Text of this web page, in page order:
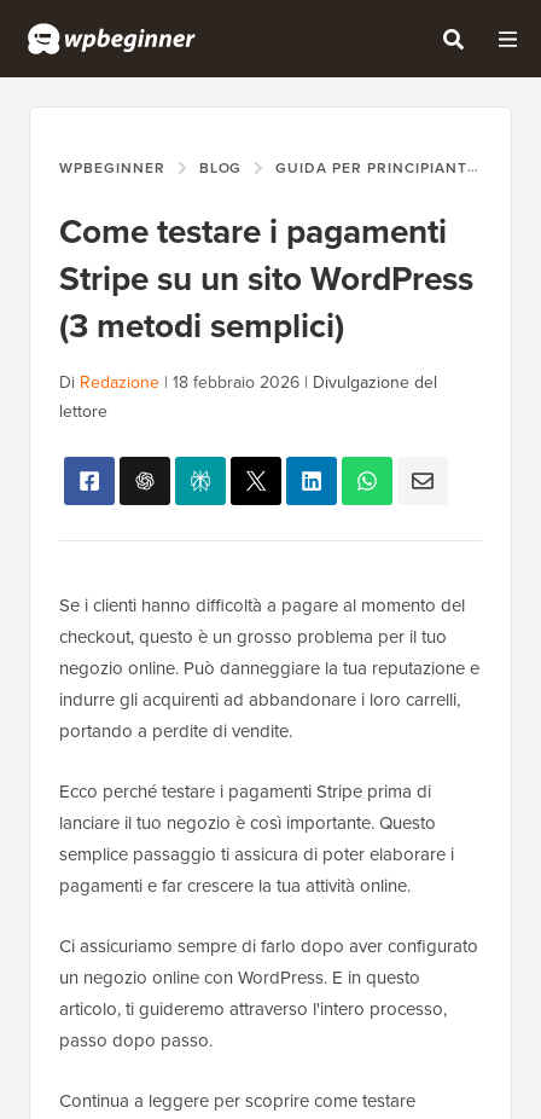
WPBEGINNER BLOG GUIDA PER PRINCIPIANTI
Come testare i pagamenti
Stripe su un sito WordPress
(3 metodi semplici)
Di Redazione | 18 febbraio 2026 | Divulgazione del
lettore
Se i clienti hanno difficoltà a pagare al momento del
checkout, questo è un grosso problema per il tuo
negozio online. Può danneggiare la tua reputazione e
indurre gli acquirenti ad abbandonare i loro carrelli,
portando a perdite di vendite.
Ecco perché testare i pagamenti Stripe prima di
lanciare il tuo negozio è così importante. Questo
semplice passaggio ti assicura di poter elaborare i
pagamenti e far crescere la tua attività online.
Ci assicuriamo sempre di farlo dopo aver configurato
un negozio online con WordPress. E in questo
articolo, ti guideremo attraverso l'intero processo,
passo dopo passo.
Continua a leggere per scoprire come testare